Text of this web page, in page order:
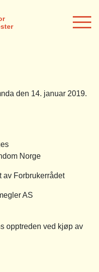
den 14. januar 2019.
Norge
av Forbrukerrådet
AS
ved kjøp av